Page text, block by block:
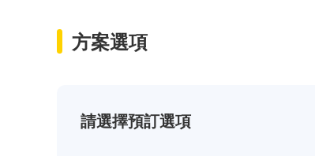
方案選項
請選擇預訂選項